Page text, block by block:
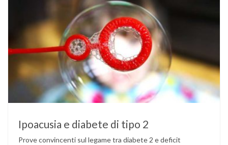
Ipoacusia e diabete di tipo 2
Prove convincenti sul legame tra diabete 2 e deficit